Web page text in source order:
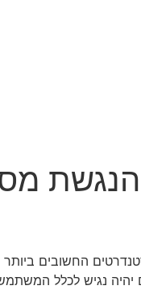
החשובים ביותר
נגיש לכלל